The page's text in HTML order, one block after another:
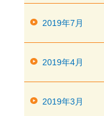
2019年7月
2019年4月
2019年3月